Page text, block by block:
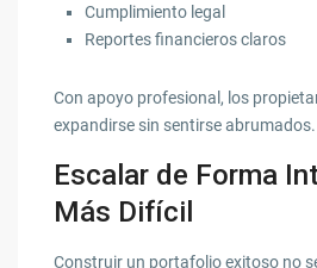
Cumplimiento legal
Reportes financieros claros
Con apoyo profesional, los
expandirse sin sentirse abrumados.
Escalar de Forma
Más Difícil
Construir un portafolio exitoso no